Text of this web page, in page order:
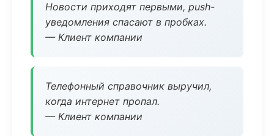
Новости приходят первыми, push-
уведомления спасают в пробках.
— Клиент компании
Телефонный справочник выручил,
когда интернет пропал.
— Клиент компании